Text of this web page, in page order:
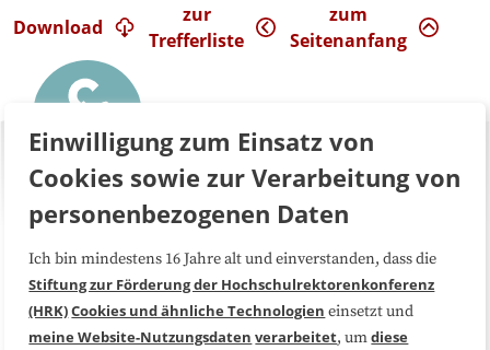
zum
Seitenanfang
zur
Trefferliste
Download
Über uns FAQ
Medienarbeit Kooperationen
Einwilligung zum Einsatz von
Cookies sowie zur Verarbeitung von
personenbezogenen Daten
Ich bin mindestens 16 Jahre alt und einverstanden, dass die
Stiftung zur Förderung der Hochschulrektorenkonferenz
(HRK)Cookies und ähnliche Technologien einsetzt und
meine Website-Nutzungsdaten verarbeitet, umdiese